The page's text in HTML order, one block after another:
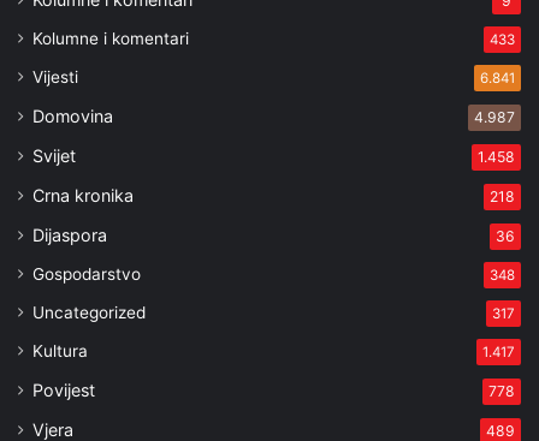
Kolumne i komentari 433
Vijesti 6.841
Domovina 4.987
Svijet 1.458
Crna kronika 218
Dijaspora 36
Gospodarstvo 348
Uncategorized 317
Kultura 1.417
Povijest 778
Vjera 489